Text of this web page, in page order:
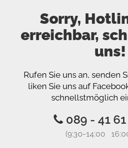
Sorry,
erreichbar,
uns!
Rufen Sie uns an, senden
liken Sie uns auf
schnellstmöglich
089 - 41
(9:30-14:00